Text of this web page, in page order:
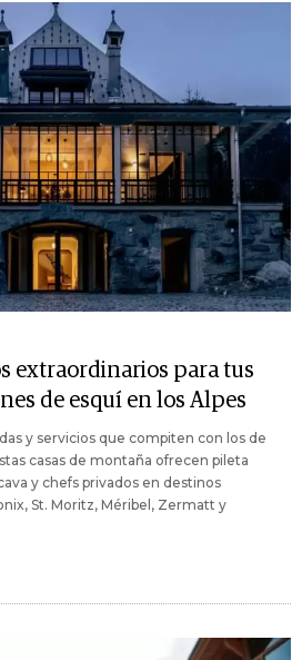
extraordinarios para tus
de esquí en los Alpes
y servicios que compiten con los de
casas de montaña ofrecen pileta
y chefs privados en destinos
St. Moritz, Méribel, Zermatt y